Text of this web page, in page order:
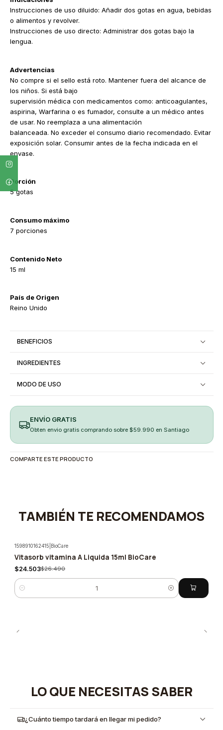
Instrucciones de uso diluido: Añadir dos gotas en agua, bebidas
o alimentos y revolver.
Instrucciones de uso directo: Administrar dos gotas bajo la
lengua.
Advertencias
No compre si el sello está roto. Mantener fuera del alcance de
los niños. Si está bajo
supervisión médica con medicamentos como: anticoagulantes,
aspirina, Warfarina o es fumador, consulte a un médico antes
de usar. No reemplaza a una alimentación
balanceada. No exceder el consumo diario recomendado. Evitar
exposición solar. Consumir antes de la fecha indicada en el
envase.
Porción
5 gotas
Consumo máximo
7 porciones
Contenido Neto
15 ml
País de Origen
Reino Unido
BENEFICIOS
INGREDIENTES
MODO DE USO
ENVÍO GRATIS
Obten envio gratis comprando sobre $59.990 en Santiago
COMPARTE ESTE PRODUCTO
TAMBIÉN TE RECOMENDAMOS
-8%
1598910162415 BioCare
Vitasorb vitamina A Liquida 15ml BioCare
$24.503$26.490
Cantidad
LO QUE NECESITAS SABER
¿Cuánto tiempo tardará en llegar mi pedido?